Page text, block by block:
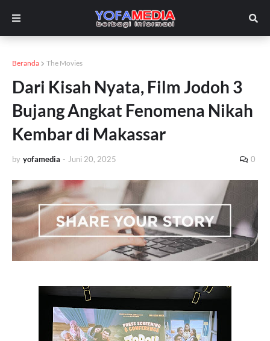
Beranda The Movies
Dari Kisah Nyata, Film Jodoh 3
Bujang Angkat Fenomena Nikah
Kembar di Makassar
by yofamedia - Juni 20, 2025 0